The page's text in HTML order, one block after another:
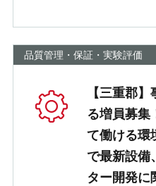
品質管理・保証・実験評価
【三重郡
る増員募集
て働ける環
で最新設備
ター開発に